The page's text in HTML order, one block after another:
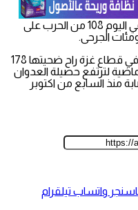
وتواصل الطائرات الإسرائيلية قصفها في اليوم 108 من الحرب على
الجرحى.
وارتكب الاحتلال 15 مجزرة ضد العائلات في قطاع غزة راح ضحيتها 178
خلال الـ 24 ساعة الماضية لترتفع حصيلة العدوان
الى 25.105 شهيد و62681 اصابة منذ السابع من اكتوبر
واتساب تيلقرام